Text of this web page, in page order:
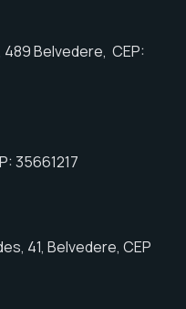
489 Belvedere, CEP:
35661217
41, Belvedere, CEP